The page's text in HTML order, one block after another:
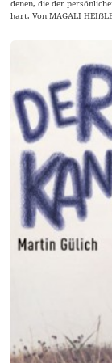
denen, die der
hart. Von MAGALI